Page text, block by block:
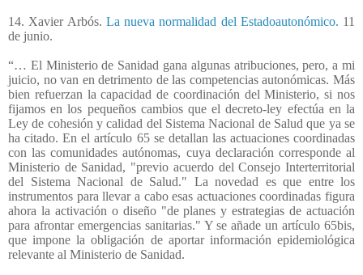
14. Xavier Arbós. La nueva normalidad del Estadoautonómico. 11
de junio.
“… El Ministerio de Sanidad gana algunas atribuciones, pero, a mi
juicio, no van en detrimento de las competencias autonómicas. Más
bien refuerzan la capacidad de coordinación del Ministerio, si nos
fijamos en los pequeños cambios que el decreto-ley efectúa en la
Ley de cohesión y calidad del Sistema Nacional de Salud que ya se
ha citado. En el artículo 65 se detallan las actuaciones coordinadas
con las comunidades autónomas, cuya declaración corresponde al
Ministerio de Sanidad, "previo acuerdo del Consejo Interterritorial
del Sistema Nacional de Salud." La novedad es que entre los
instrumentos para llevar a cabo esas actuaciones coordinadas figura
ahora la activación o diseño "de planes y estrategias de actuación
para afrontar emergencias sanitarias." Y se añade un artículo 65bis,
que impone la obligación de aportar información epidemiológica
relevante al Ministerio de Sanidad.